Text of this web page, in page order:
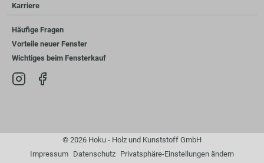
Karriere
Häufige Fragen
Vorteile neuer Fenster
Wichtiges beim Fensterkauf
© 2026 Hoku - Holz und Kunststoff GmbH
Impressum Datenschutz Privatsphäre-Einstellungen ändern